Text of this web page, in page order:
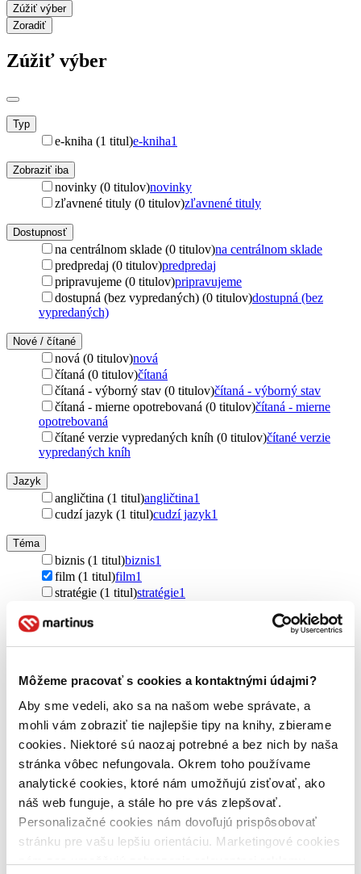
Môžeme pracovať s cookies a kontaktnými údajmi?
Aby sme vedeli, ako sa na našom webe správate, a
mohli vám zobraziť tie najlepšie tipy na knihy, zbierame
cookies. Niektoré sú naozaj potrebné a bez nich by naša
stránka vôbec nefungovala. Okrem toho používame
analytické cookies, ktoré nám umožňujú zisťovať, ako
náš web funguje, a stále ho pre vás zlepšovať.
Personalizačné cookies nám dovoľujú prispôsobovať
stránku pre vašu lepšiu orientáciu. Marketingové cookies
Zúžiť výber
Zoradiť
Zúžiť výber
Typ
e-kniha (1 titul)e-kniha1
Zobraziť iba
novinky (0 titulov)novinky
zľavnené tituly (0 titulov)zľavnené tituly
Dostupnosť
na centrálnom sklade (0 titulov)na centrálnom sklade
predpredaj (0 titulov)predpredaj
pripravujeme (0 titulov)pripravujeme
dostupná (bez vypredaných) (0 titulov)dostupná (bez
vypredaných)
Nové / čítané
nová (0 titulov)nová
čítaná (0 titulov)čítaná
čítaná - výborný stav (0 titulov)čítaná - výborný stav
čítaná - mierne opotrebovaná (0 titulov)čítaná - mierne
opotrebovaná
čítané verzie vypredaných kníh (0 titulov)čítané verzie
vypredaných kníh
Jazyk
angličtina (1 titul)angličtina1
cudzí jazyk (1 titul)cudzí jazyk1
Téma
biznis (1 titul)biznis1
film (1 titul)film1
stratégie (1 titul)stratégie1
Vydavateľstvo
E-kniha: EPUB (1 titul)E-kniha: EPUB1
E-kniha: EPUB (Adobe DRM) (1 titul)E-kniha: EPUB
(Adobe DRM)
Zúžiť výber
Zoradiť
Top hodnotené